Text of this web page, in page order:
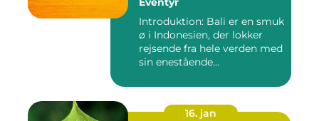
Introduktion: Bali er en smuk
ø i Indonesien, der lokker
rejsende fra hele verden med
sin enestående...
16. jan